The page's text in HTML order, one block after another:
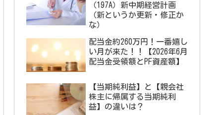
（197A）新中期経営計画
（新というか更新・修正か
な）
配当金約260万円！一番嬉し
い月が来た！！【2026年6月
配当金受領額とPF資産額】
【当期純利益】と【親会社
株主に帰属する当期純利
益】の違いは？